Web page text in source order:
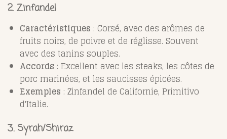
2. Zinfandel
Caractéristiques : Corsé, avec des arômes de
fruits noirs, de poivre et de réglisse. Souvent
avec des tanins souples.
Accords : Excellent avec les steaks, les côtes de
porc marinées, et les saucisses épicées.
Exemples : Zinfandel de Californie, Primitivo
d'Italie.
3. Syrah/Shiraz